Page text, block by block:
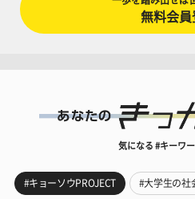
無料会員
気になる #キーワ
#キョーソウPROJECT #大学生の社